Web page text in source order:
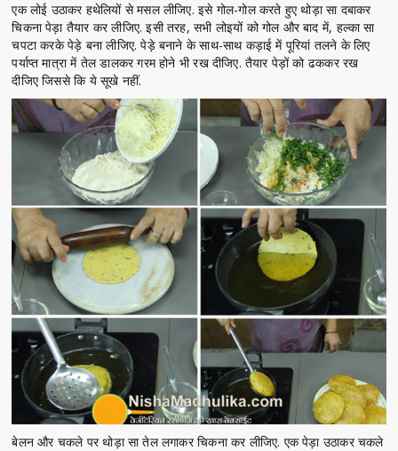
एक लोई उठाकर हथेलियों से मसल लीजिए. इसे गोल-गोल करते हुए थोड़ा सा दबाकर
चिकना पेड़ा तैयार कर लीजिए. इसी तरह, सभी लोइयों को गोल और बाद में, हल्का सा
चपटा करके पेड़े बना लीजिए. पेड़े बनाने के साथ-साथ कड़ाई में पूरियां तलने के लिए
पर्याप्त मात्रा में तेल डालकर गरम होने भी रख दीजिए. तैयार पेड़ों को ढककर रख
दीजिए जिससे कि ये सूखे नहीं.
बेलन और चकले पर थोड़ा सा तेल लगाकर चिकना कर लीजिए. एक पेड़ा उठाकर चकले